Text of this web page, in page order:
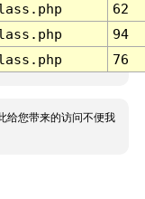
62
94
76
给您带来的访问不便我